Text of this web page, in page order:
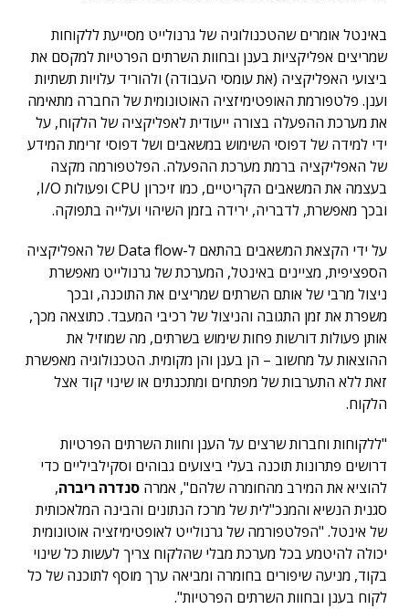
באינטל אומרים שהטכנולוגיה של גרנולייט מסייעת ללקוחות
שמריצים אפליקציות בענן ובחוות השרתים הפרטיות למקסם את
ביצועי האפליקציה (את עומסי העבודה) ולהוריד עלויות תשתיות
וענן. פלטפורמת האופטימיזציה האוטונומית של החברה מתאימה
את מערכת ההפעלה בצורה ייעודית לאפליקציה של הלקוח, על
ידי למידה של דפוסי השימוש במשאבים ושל דפוסי זרימת המידע
של האפליקציה ברמת מערכת ההפעלה. הפלטפורמה מקצה
בעצמה את המשאבים הקריטיים, כמו זיכרון CPU ופעולות I/O,
ובכך מאפשרת, לדבריה, ירידה בזמן השיהוי ועלייה בתפוקה.
על ידי הקצאת המשאבים בהתאם ל-Data flow של האפליקציה
הספציפית, מציינים באינטל, המערכת של גרנולייט מאפשרת
ניצול מרבי של אותם השרתים שמריצים את התוכנה, ובכך
משפרת את זמן התגובה והניצול של רכיבי המעבד. כתוצאה מכך,
אותן פעולות דורשות פחות שימוש בשרתים, מה שמוזיל את
ההוצאות על מחשוב – הן בענן והן מקומית. הטכנולוגיה מאפשרת
זאת ללא התערבות של מפתחים ומתכנתים או שינוי קוד אצל
הלקוח.
"ללקוחות וחברות שרצים על הענן וחוות השרתים הפרטיות
דרושים פתרונות תוכנה בעלי ביצועים גבוהים וסקילביליים כדי
להוציא את המירב מהחומרה שלהם", אמרה סנדרה ריברה,
סגנית הנשיא והמנכ"לית של מרכז הנתונים והבינה המלאכותית
של אינטל. "הפלטפורמה של גרנולייט לאופטימיזציה אוטונומית
יכולה להיטמע בכל מערכת מבלי שהלקוח צריך לעשות כל שינוי
בקוד, מניעה שיפורים בחומרה ומביאה ערך מוסף לתוכנה של כל
לקוח בענן ובחוות השרתים הפרטיות".